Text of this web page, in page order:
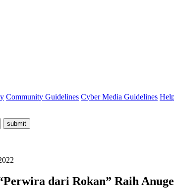
Community Guidelines Cyber Media Guidelines
submit
dari Rokan” Raih